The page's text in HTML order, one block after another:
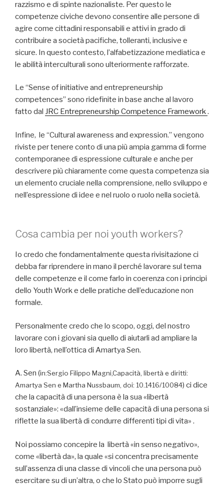
razzismo e di spinte nazionaliste. Per questo le
competenze civiche devono consentire alle persone di
agire come cittadini responsabili e attivi in grado di
contribuire a società pacifiche, tolleranti, inclusive e
sicure. In questo contesto, l’alfabetizzazione mediatica e
le abilità interculturali sono ulteriormente rafforzate.
Le “Sense of initiative and entrepreneurship
competences” sono ridefinite in base anche al lavoro
fatto dal JRC Entrepreneurship Competence Framework.
Infine, le “Cultural awareness and expression.” vengono
riviste per tenere conto di una più ampia gamma di forme
contemporanee di espressione culturale e anche per
descrivere più chiaramente come questa competenza sia
un elemento cruciale nella comprensione, nello sviluppo e
nell’espressione di idee e nel ruolo o ruolo nella società.
Cosa cambia per noi youth workers?
Io credo che fondamentalmente questa rivisitazione ci
debba far riprendere in mano il perché lavorare sul tema
delle competenze e il come farlo in coerenza con i principi
dello Youth Work e delle pratiche dell’educazione non
formale.
Personalmente credo che lo scopo, oggi, del nostro
lavorare con i giovani sia quello di aiutarli ad ampliare la
loro libertà, nell’ottica di Amartya Sen.
A. Sen (in:Sergio Filippo Magni,Capacità, libertà e diritti:
Amartya Sen e Martha Nussbaum, doi: 10.1416/10084) ci dice
che la capacità di una persona è la sua «libertà
sostanziale»: «dall’insieme delle capacità di una persona si
riflette la sua libertà di condurre differenti tipi di vita» .
Noi possiamo concepire la libertà «in senso negativo»,
come «libertà da», la quale «si concentra precisamente
sull’assenza di una classe di vincoli che una persona può
esercitare su di un’altra, o che lo Stato può imporre sugli